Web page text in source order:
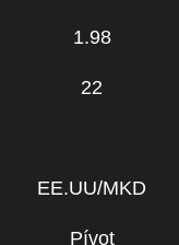
1.98
22
EE.UU/MKD
Pívot